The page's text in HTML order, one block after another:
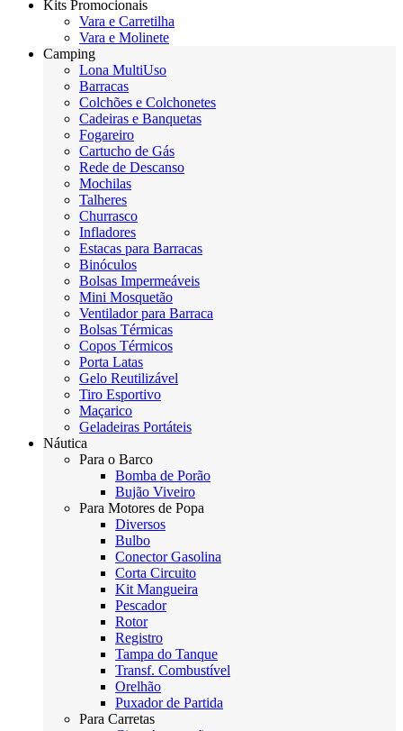
Kits Promocionais
Vara e Carretilha
Vara e Molinete
Camping
Lona MultiUso
Barracas
Colchões e Colchonetes
Cadeiras e Banquetas
Fogareiro
Cartucho de Gás
Rede de Descanso
Mochilas
Talheres
Churrasco
Infladores
Estacas para Barracas
Binóculos
Bolsas Impermeáveis
Mini Mosquetão
Ventilador para Barraca
Bolsas Térmicas
Copos Térmicos
Porta Latas
Gelo Reutilizável
Tiro Esportivo
Maçarico
Geladeiras Portáteis
Náutica
Para o Barco
Bomba de Porão
Bujão Viveiro
Para Motores de Popa
Diversos
Bulbo
Conector Gasolina
Corta Circuito
Kit Mangueira
Pescador
Rotor
Registro
Tampa do Tanque
Transf. Combustível
Orelhão
Puxador de Partida
Para Carretas